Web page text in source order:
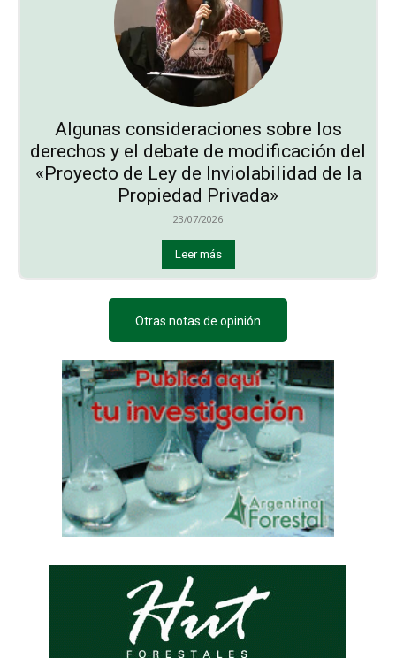
Algunas consideraciones sobre los
derechos y el debate de modificación del
«Proyecto de Ley de Inviolabilidad de la
Propiedad Privada»
23/07/2026
Leer más
Otras notas de opinión